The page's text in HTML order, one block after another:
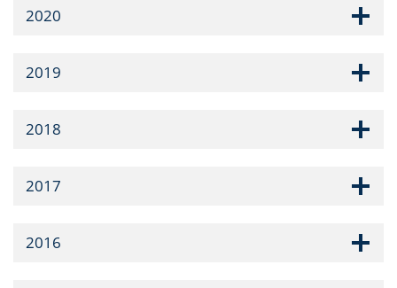
2020
2019
2018
2017
2016